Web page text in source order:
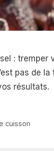
:
pas de la
résultats.
cuisson